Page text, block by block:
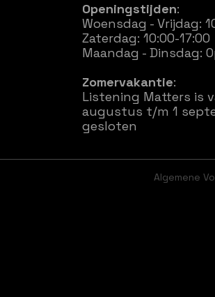
Openingstijden:
Woensdag - Vrijdag:
Zaterdag: 10:00-17:00
Maandag - Dinsdag:
Zomervakantie:
Listening Matters is
augustus t/m 1
gesloten
Algemene